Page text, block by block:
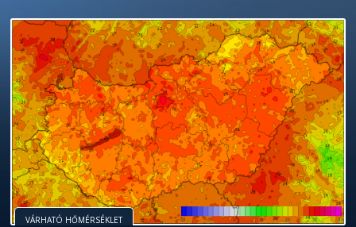
VÁRHATÓ HŐMÉRSÉKLET